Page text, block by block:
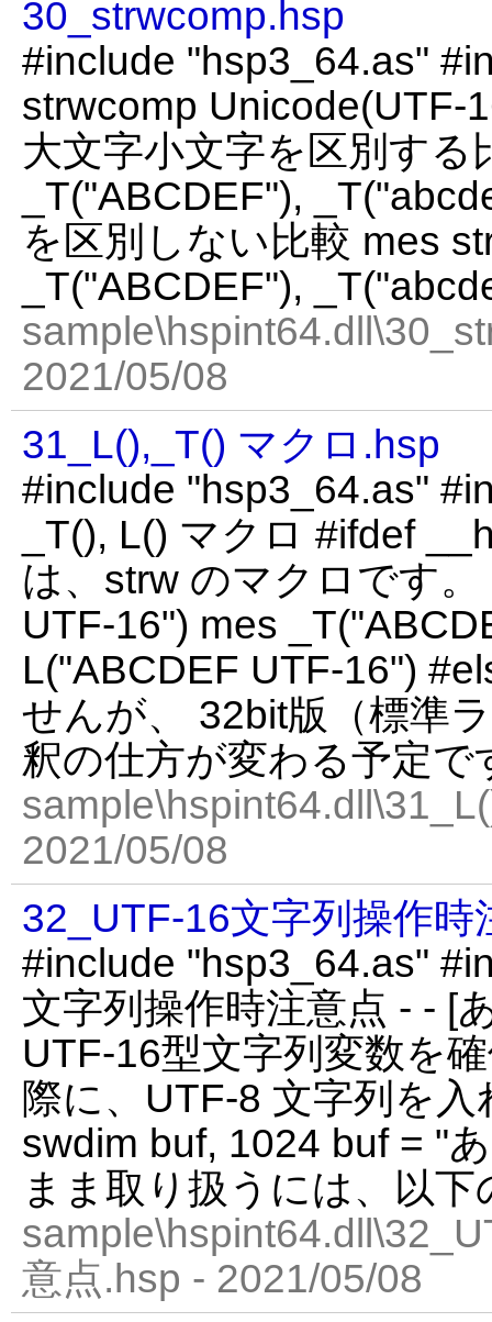
30_strwcomp.hsp
#include "hsp3_64.as"
strwcomp Unicode(UTF-
大文字小文字を区別する
_T("ABCDEF"),
を区別しない比較 mes
_T("ABCDEF"),
2021/05/08
31_L(),_T() マクロ.hsp
#include "hsp3_64.as"
_T(), L() マクロ #ifdef
は、strw のマクロです
UTF-16") mes
L("ABCDEF UTF-16")
せんが、 32bit版（標準
釈の仕方が変わる予定で
2021/05/08
32_UTF-16文字列操作時
#include "hsp3_64.as"
文字列操作時注意点 - - [
UTF-16型文字列変数を
際に、UTF-8 文字列を
swdim buf, 1024 buf = "
まま取り扱うには、以
意点.hsp - 2021/05/08